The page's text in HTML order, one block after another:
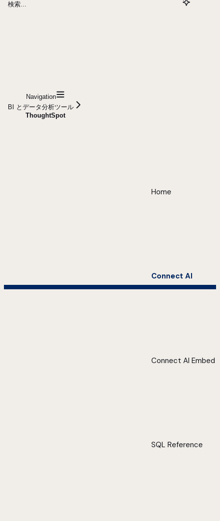
検索...
Navigation
BI とデータ分析ツール
ThoughtSpot
Home
Connect AI
Connect AI Embed
SQL Reference